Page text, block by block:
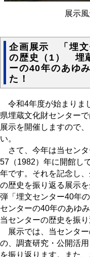
展示
企画展示 「埋文
の歴史（1） 埋
ーの40年のあゆ
た！
令和4年度が始まりま
県埋蔵文化財センター
展示を開催しますので
い。
さて、今年は当センタ
57（1982）年に開館し
年です。それを記念し
の歴史を振り返る展示
弾「埋文センター40年
センターの40年のあゆ
当センターの歴史を振り
展示では、当センター
の、調査研究・公開活
を振り返ります。また